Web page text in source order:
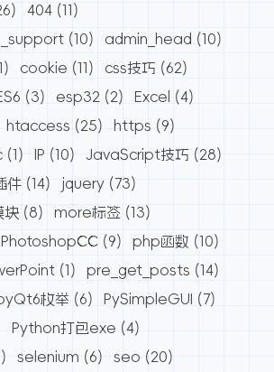
404 (11)
(10) admin_head (10)
cookie (11) css技巧 (62)
(3) esp32 (2) Excel
(4)
htaccess (25) https (9)
(1) IP (10) JavaScript技巧 (28)
件 (14) jquery (73)
块 (8) more标签 (13)
PhotoshopCC (9) php函数 (10)
(1) pre_get_posts (14)
枚举 (6) PySimpleGUI
(7)
Python打包exe (4)
selenium (6) seo (20)